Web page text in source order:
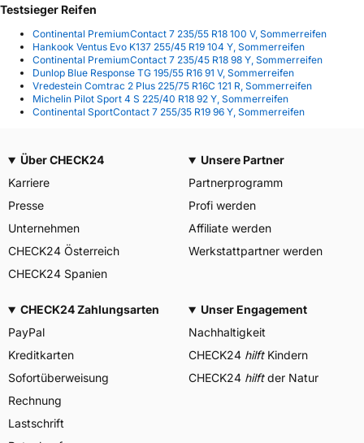
Testsieger Reifen
Continental PremiumContact 7 235/55 R18 100 V, Sommerreifen
Hankook Ventus Evo K137 255/45 R19 104 Y, Sommerreifen
Continental PremiumContact 7 235/45 R18 98 Y, Sommerreifen
Dunlop Blue Response TG 195/55 R16 91 V, Sommerreifen
Vredestein Comtrac 2 Plus 225/75 R16C 121 R, Sommerreifen
Michelin Pilot Sport 4 S 225/40 R18 92 Y, Sommerreifen
Continental SportContact 7 255/35 R19 96 Y, Sommerreifen
Über CHECK24
Karriere
Presse
Unternehmen
CHECK24 Österreich
CHECK24 Spanien
Unsere Partner
Partnerprogramm
Profi werden
Affiliate werden
Werkstattpartner werden
CHECK24 Zahlungsarten
PayPal
Kreditkarten
Sofortüberweisung
Rechnung
Lastschrift
Unser Engagement
Nachhaltigkeit
CHECK24 hilftKindern
CHECK24 hilftder Natur